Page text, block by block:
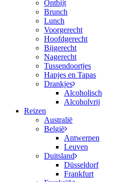
Ontbijt
Brunch
Lunch
Voorgerecht
Hoofdgerecht
Bijgerecht
Nagerecht
Tussendoortjes
Hapjes en Tapas
Drankjes
Alcoholisch
Alcoholvrij
Reizen
Australië
België
Antwerpen
Leuven
Duitsland
Düsseldorf
Frankfurt